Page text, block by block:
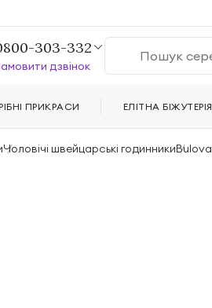
Чоловічі швейцарські годинникиBulova
303-332
дзвінок
ПРИКРАСИ ЕЛІТНА БІЖУТЕРІЯ